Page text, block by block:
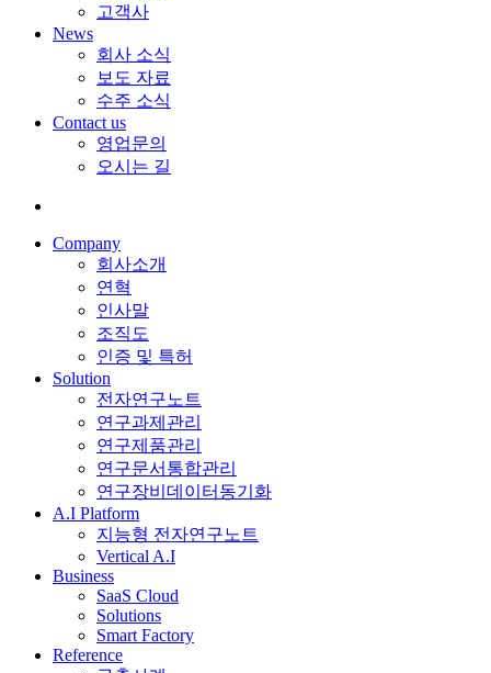
고객사
News
회사 소식
보도 자료
수주 소식
Contact us
영업문의
오시는 길
Company
회사소개
연혁
인사말
조직도
인증 및 특허
Solution
전자연구노트
연구과제관리
연구제품관리
연구문서통합관리
연구장비데이터동기화
A.I Platform
지능형 전자연구노트
Vertical A.I
Business
SaaS Cloud
Solutions
Smart Factory
Reference